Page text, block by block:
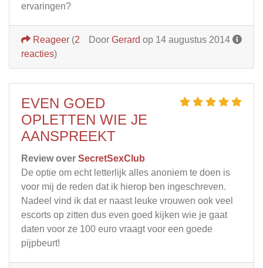
ervaringen?
Door Gerard op 14 augustus 2014
Reageer (2
reacties)
EVEN GOED
OPLETTEN WIE JE
AANSPREEKT
Review over SecretSexClub
De optie om echt letterlijk alles anoniem te doen is
voor mij de reden dat ik hierop ben ingeschreven.
Nadeel vind ik dat er naast leuke vrouwen ook veel
escorts op zitten dus even goed kijken wie je gaat
daten voor ze 100 euro vraagt voor een goede
pijpbeurt!